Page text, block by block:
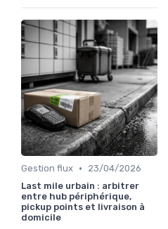
Gestion flux •
23/04/2026
Last mile urbain : arbitrer
entre hub périphérique,
pickup points et livraison à
domicile